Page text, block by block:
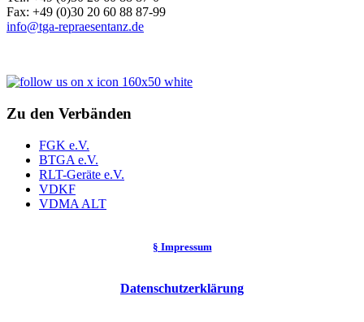
Fax: +49 (0)30 20 60 88 87-99
info@tga-repraesentanz.de
Zu den Verbänden
FGK e.V.
BTGA e.V.
RLT-Geräte e.V.
VDKF
VDMA ALT
§ Impressum
Datenschutzerklärung